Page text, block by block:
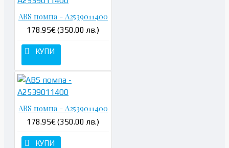
ABS помпа - A2539011400
178.95€ (350.00 лв.)
КУПИ
ABS помпа - A2539011400
178.95€ (350.00 лв.)
КУПИ